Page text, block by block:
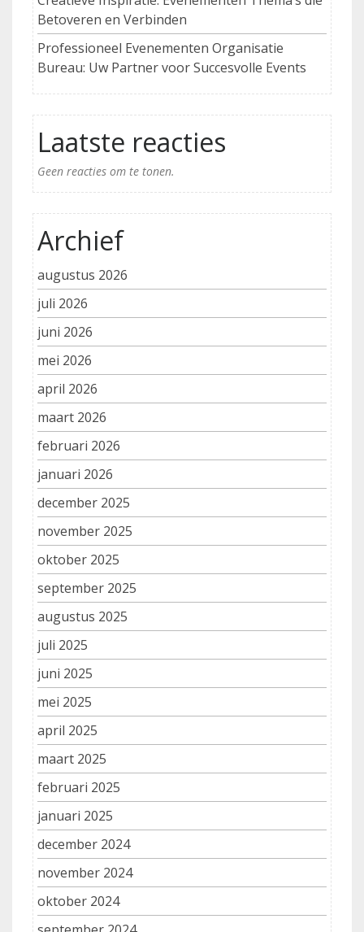
Betoveren en Verbinden
Professioneel Evenementen Organisatie
Bureau: Uw Partner voor Succesvolle Events
Laatste reacties
Geen reacties om te tonen.
Archief
augustus 2026
juli 2026
juni 2026
mei 2026
april 2026
maart 2026
februari 2026
januari 2026
december 2025
november 2025
oktober 2025
september 2025
augustus 2025
juli 2025
juni 2025
mei 2025
april 2025
maart 2025
februari 2025
januari 2025
december 2024
november 2024
oktober 2024